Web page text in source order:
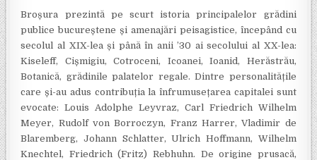
Broșura prezintă pe scurt istoria principalelor grădini
publice bucureștene și amenajări peisagistice, începând cu
secolul al XIX-lea și până în anii ’30 ai secolului al XX-lea:
Kiseleff, Cișmigiu, Cotroceni, Icoanei, Ioanid, Herăstrău,
Botanică, grădinile palatelor regale. Dintre personalitățile
care și-au adus contribuția la înfrumusețarea capitalei sunt
evocate: Louis Adolphe Leyvraz, Carl Friedrich Wilhelm
Meyer, Rudolf von Borroczyn, Franz Harrer, Vladimir de
Blaremberg, Johann Schlatter, Ulrich Hoffmann, Wilhelm
Knechtel, Friedrich (Fritz) Rebhuhn. De origine prusacă,